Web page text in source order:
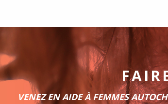
VENEZ EN AIDE À FEMMES